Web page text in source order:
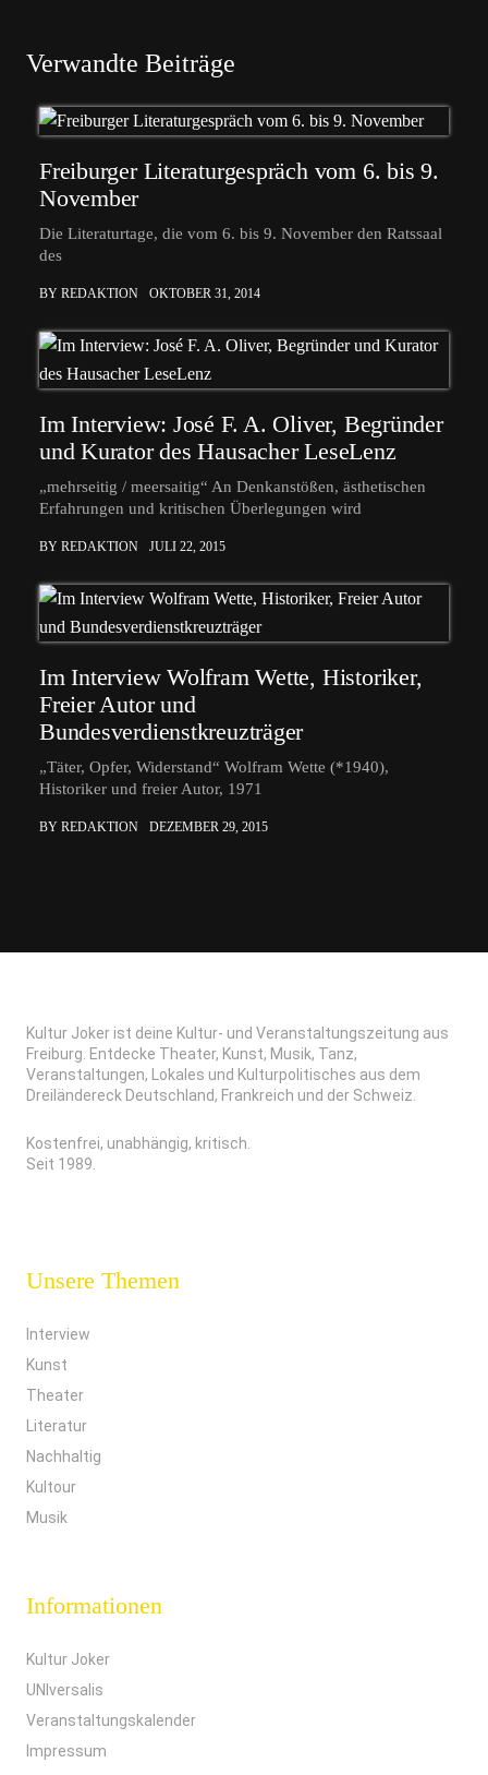
Verwandte Beiträge
Freiburger Literaturgespräch vom 6. bis 9.
November
Die Literaturtage, die vom 6. bis 9. November den Ratssaal
des
BY REDAKTION OKTOBER 31, 2014
Im Interview: José F. A. Oliver, Begründer
und Kurator des Hausacher LeseLenz
„mehrseitig / meersaitig“ An Denkanstößen, ästhetischen
Erfahrungen und kritischen Überlegungen wird
BY REDAKTION JULI 22, 2015
Im Interview Wolfram Wette, Historiker,
Freier Autor und
Bundesverdienstkreuzträger
„Täter, Opfer, Widerstand“ Wolfram Wette (*1940),
Historiker und freier Autor, 1971
BY REDAKTION DEZEMBER 29, 2015
Kultur Joker ist deine Kultur- und Veranstaltungszeitung aus
Freiburg. Entdecke Theater, Kunst, Musik, Tanz,
Veranstaltungen, Lokales und Kulturpolitisches aus dem
Dreiländereck Deutschland, Frankreich und der Schweiz.
Kostenfrei, unabhängig, kritisch.
Seit 1989.
Unsere Themen
Interview
Kunst
Theater
Literatur
Nachhaltig
Kultour
Musik
Informationen
Kultur Joker
UNIversalis
Veranstaltungskalender
Impressum